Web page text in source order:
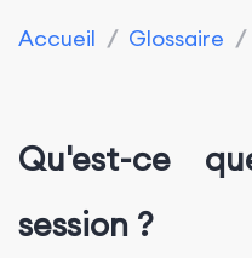
Accueil / Glossaire /
Qu'est-ce
session ?